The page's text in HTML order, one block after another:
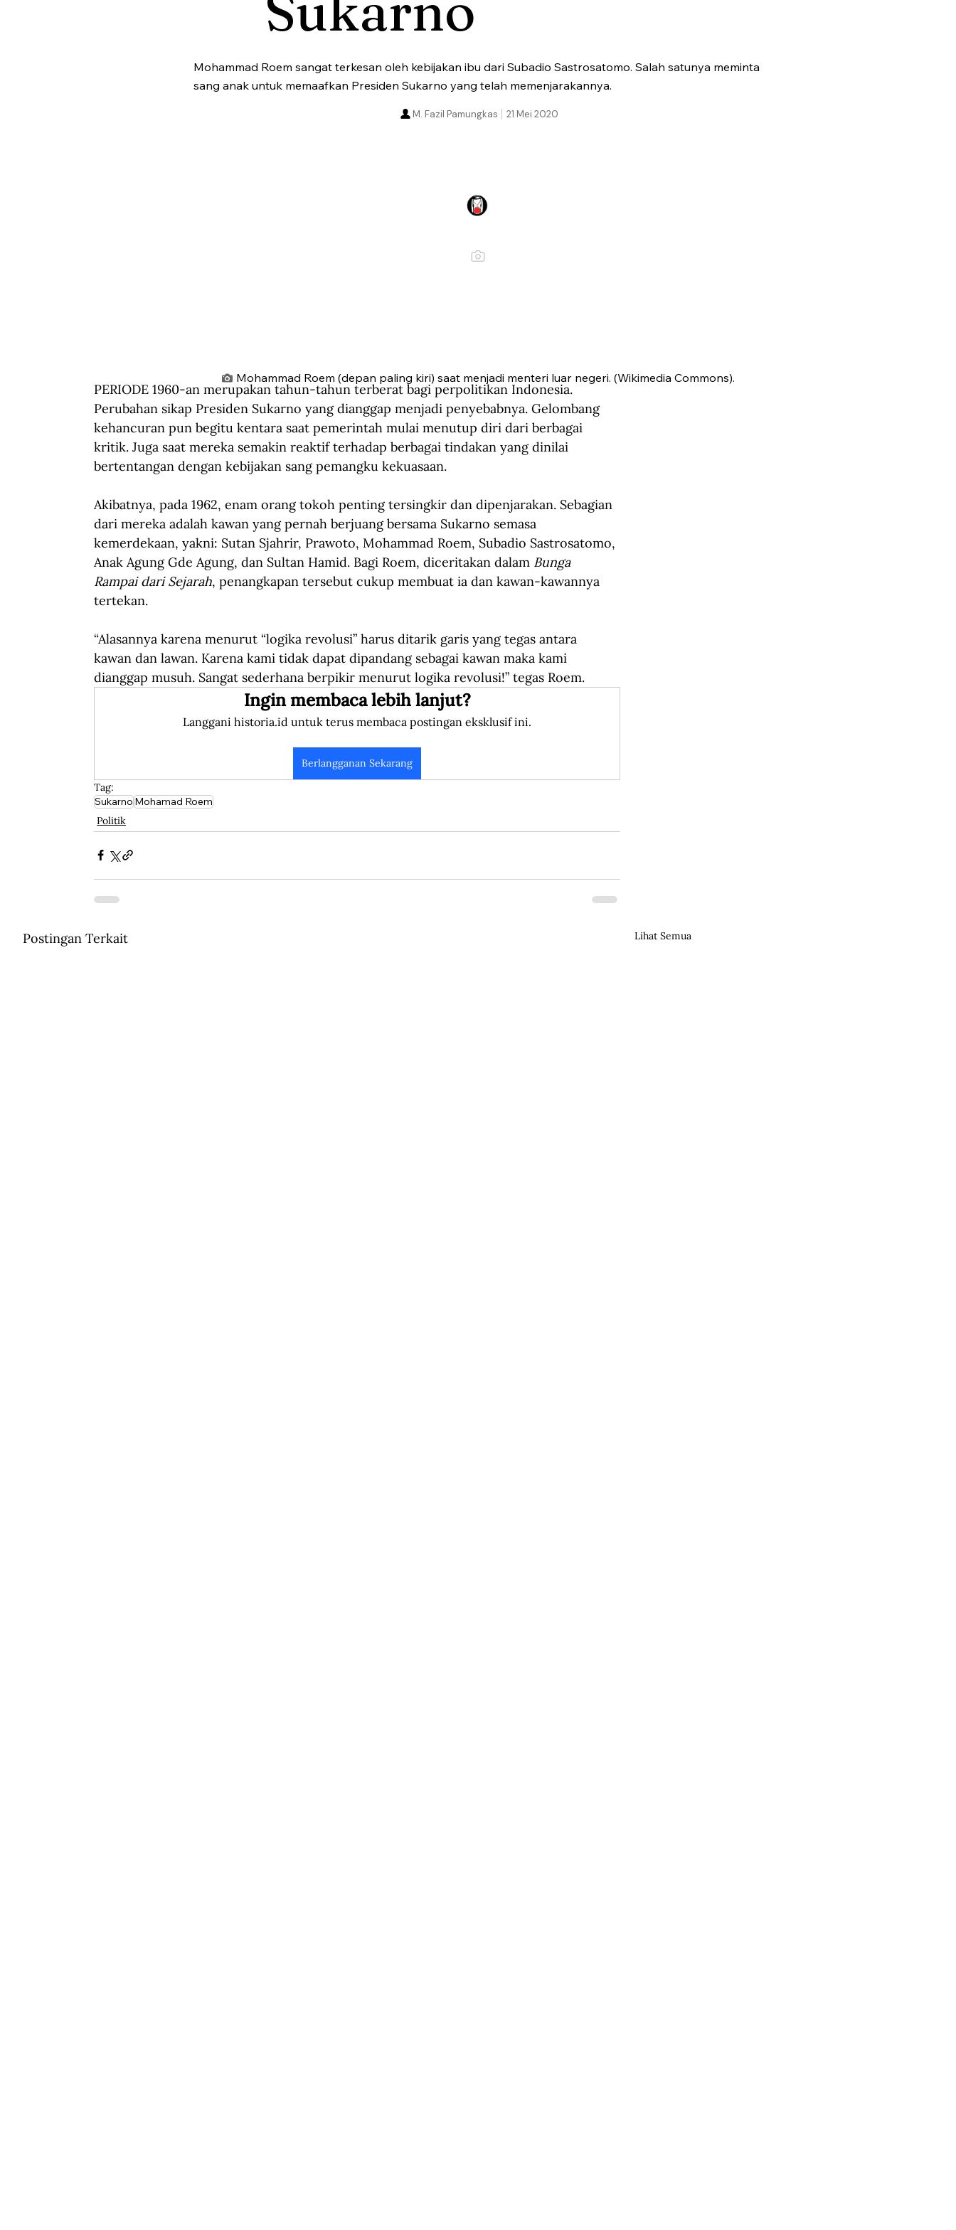
Mohammad Roem sangat terkesan oleh kebijakan ibu dari Subadio Sastrosatomo. Salah satunya meminta
sang anak untuk memaafkan Presiden Sukarno yang telah memenjarakannya.
21 Mei 2020
M. Fazil Pamungkas
Mohammad Roem (depan paling kiri) saat menjadi menteri luar negeri. (Wikimedia Commons).
PERIODE 1960-an merupakan tahun-tahun terberat bagi perpolitikan Indonesia.
Perubahan sikap Presiden Sukarno yang dianggap menjadi penyebabnya. Gelombang
kehancuran pun begitu kentara saat pemerintah mulai menutup diri dari berbagai
kritik. Juga saat mereka semakin reaktif terhadap berbagai tindakan yang dinilai
bertentangan dengan kebijakan sang pemangku kekuasaan.
Akibatnya, pada 1962, enam orang tokoh penting tersingkir dan dipenjarakan. Sebagian
dari mereka adalah kawan yang pernah berjuang bersama Sukarno semasa
kemerdekaan, yakni: Sutan Sjahrir, Prawoto, Mohammad Roem, Subadio Sastrosatomo,
Anak Agung Gde Agung, dan Sultan Hamid. Bagi Roem, diceritakan dalam Bunga
Rampai dari Sejarah, penangkapan tersebut cukup membuat ia dan kawan-kawannya
tertekan.
“Alasannya karena menurut “logika revolusi” harus ditarik garis yang tegas antara
kawan dan lawan. Karena kami tidak dapat dipandang sebagai kawan maka kami
dianggap musuh. Sangat sederhana berpikir menurut logika revolusi!” tegas Roem.
Ingin membaca lebih lanjut?
Langgani historia.id untuk terus membaca postingan eksklusif ini.
Berlangganan Sekarang
Tag:
SukarnoMohamad Roem
Politik
Postingan Terkait Lihat Semua